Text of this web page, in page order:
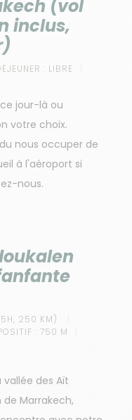
(vol
inclus,
: LIBRE
jour-là ou
votre choix.
nous occuper de
à l'aéroport si
nous.
250 KM)
: 750 M
des Aït
Marrakech,